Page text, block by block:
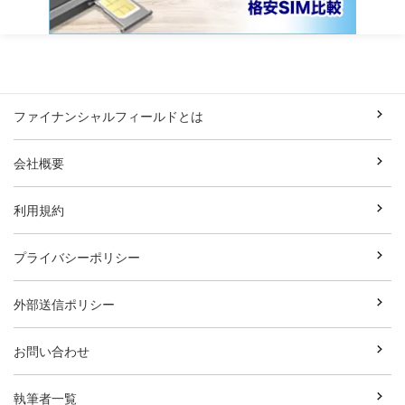
ファイナンシャルフィールドとは
会社概要
利用規約
プライバシーポリシー
外部送信ポリシー
お問い合わせ
執筆者一覧